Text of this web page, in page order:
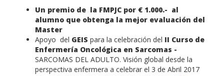
Un premio de la FMPJC por € 1.000.- al
alumno que obtenga la mejor evaluación del
Master
Apoyo del GEIS para la celebración del II Curso de
Enfermería Oncológica en Sarcomas -
SARCOMAS DEL ADULTO. Visión global desde la
perspectiva enfermera a celebrar el 3 de Abril 2017